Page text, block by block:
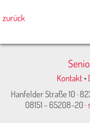
zurück
Kontakt•
Hanfelder Straße 10 ·
08151 - 65208-20 ·